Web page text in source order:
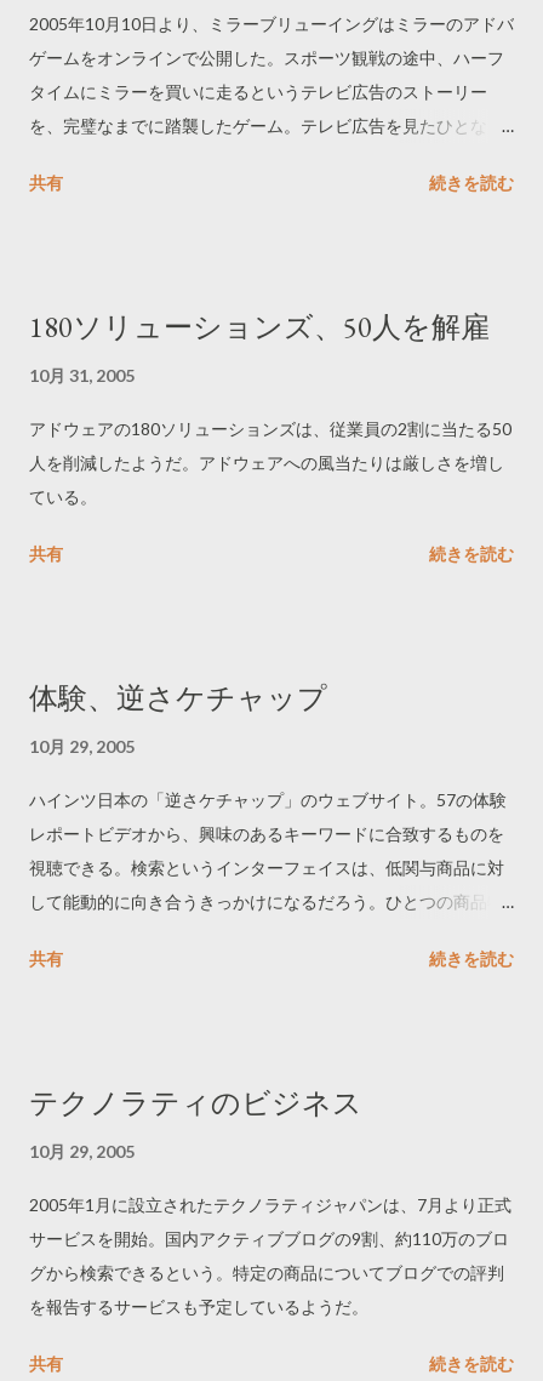
2005年10月10日より、ミラーブリューイングはミラーのアドバ
ゲームをオンラインで公開した。スポーツ観戦の途中、ハーフ
タイムにミラーを買いに走るというテレビ広告のストーリー
を、完璧なまでに踏襲したゲーム。テレビ広告を見たひとなら
う。 ------------------------------ http://www.millerbeer.com/ --------
共有 続きを読む
180ソリューションズ、50人を解雇
10月 31, 2005
アドウェアの180ソリューションズは、従業員の2割に当たる50
人を削減したようだ。アドウェアへの風当たりは厳しさを増し
ている。
共有 続きを読む
体験、逆さケチャップ
10月 29, 2005
ハインツ日本の「逆さケチャップ」のウェブサイト。57の体験
レポートビデオから、興味のあるキーワードに合致するものを
視聴できる。検索というインターフェイスは、低関与商品に対
して能動的に向き合うきっかけになるだろう。ひとつの商品特
とがおもしろい。体験レポートの数が57である理由は「57」と
共有 続きを読む
テクノラティのビジネス
10月 29, 2005
2005年1月に設立されたテクノラティジャパンは、7月より正式
サービスを開始。国内アクティブブログの9割、約110万のブロ
グから検索できるという。特定の商品についてブログでの評判
を報告するサービスも予定しているようだ。
共有 続きを読む